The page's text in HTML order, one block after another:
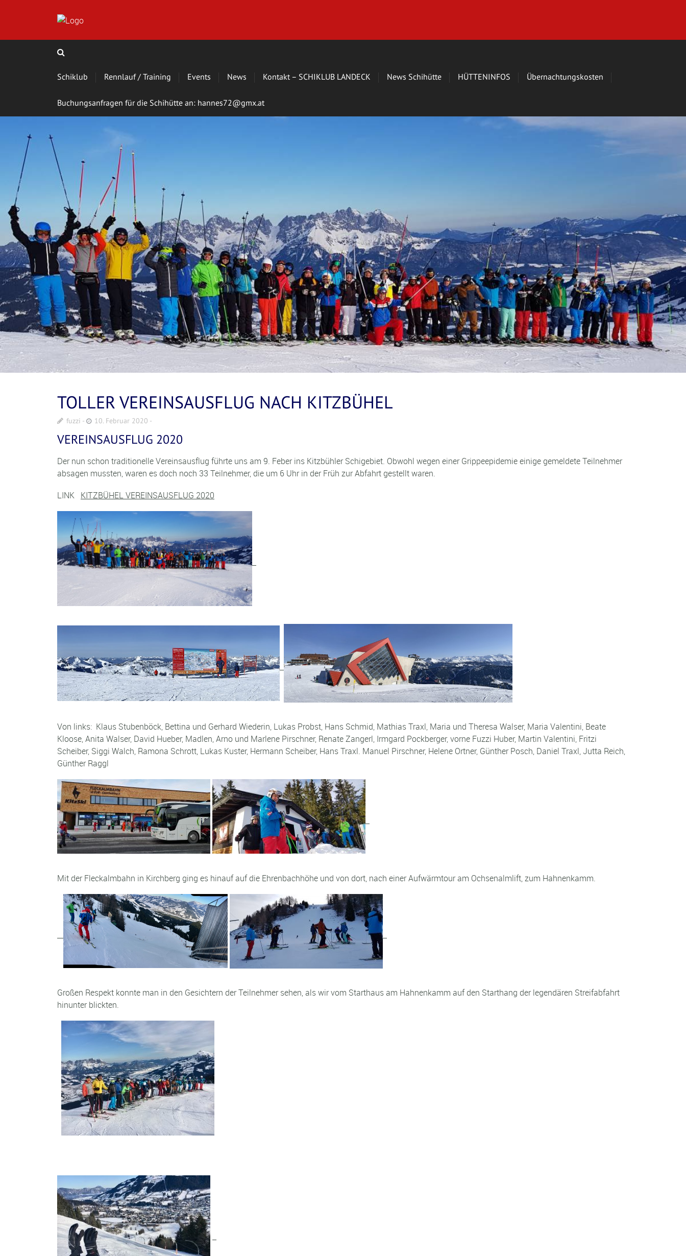
Schiklub Rennlauf / Training Events News Kontakt – SCHIKLUB LANDECK News Schihütte HÜTTENINFOS Übernachtungskosten
Buchungsanfragen für die Schihütte an: hannes72@gmx.at
TOLLER VEREINSAUSFLUG NACH KITZBÜHEL
fuzzi 10. Februar 2020
VEREINSAUSFLUG 2020
Der nun schon traditionelle Vereinsausflug führte uns am 9. Feber ins Kitzbühler Schigebiet. Obwohl wegen einer Grippeepidemie einige gemeldete Teilnehmer
absagen mussten, waren es doch noch 33 Teilnehmer, die um 6 Uhr in der Früh zur Abfahrt gestellt waren.
LINK KITZBÜHEL VEREINSAUSFLUG 2020
Von links: Klaus Stubenböck, Bettina und Gerhard Wiederin, Lukas Probst, Hans Schmid, Mathias Traxl, Maria und Theresa Walser, Maria Valentini, Beate
Kloose, Anita Walser, David Hueber, Madlen, Arno und Marlene Pirschner, Renate Zangerl, Irmgard Pockberger, vorne Fuzzi Huber, Martin Valentini, Fritzi
Scheiber, Siggi Walch, Ramona Schrott, Lukas Kuster, Hermann Scheiber, Hans Traxl. Manuel Pirschner, Helene Ortner, Günther Posch, Daniel Traxl, Jutta Reich,
Günther Raggl
Mit der Fleckalmbahn in Kirchberg ging es hinauf auf die Ehrenbachhöhe und von dort, nach einer Aufwärmtour am Ochsenalmlift, zum Hahnenkamm.
Großen Respekt konnte man in den Gesichtern der Teilnehmer sehen, als wir vom Starthaus am Hahnenkamm auf den Starthang der legendären Streifabfahrt
hinunter blickten.